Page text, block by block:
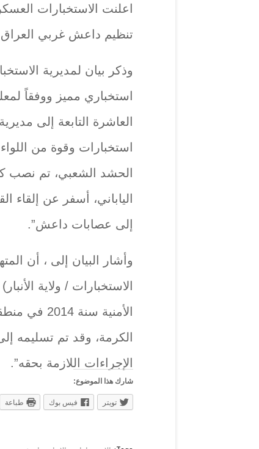
اعلنت الاستخبارات
تنظيم داعش غربي
وذكر بيان لمديرية
استخباري مميز ووفقاً
العاشرة التابعة إلى
استخبارات وقوة من
الحشد الشعبي، تم نصب
الياباني، أسفر عن إلقاء
إلى عصابات داعش”.
وأشار البيان إلى ، أن
الاستخبارات / ولاية
الأمنية
الكرمة، وقد تم تسليمه
الإجراءات اللازمة بحقه”.
شارك هذا الموضوع:
تويتر فيس بوك طباعة